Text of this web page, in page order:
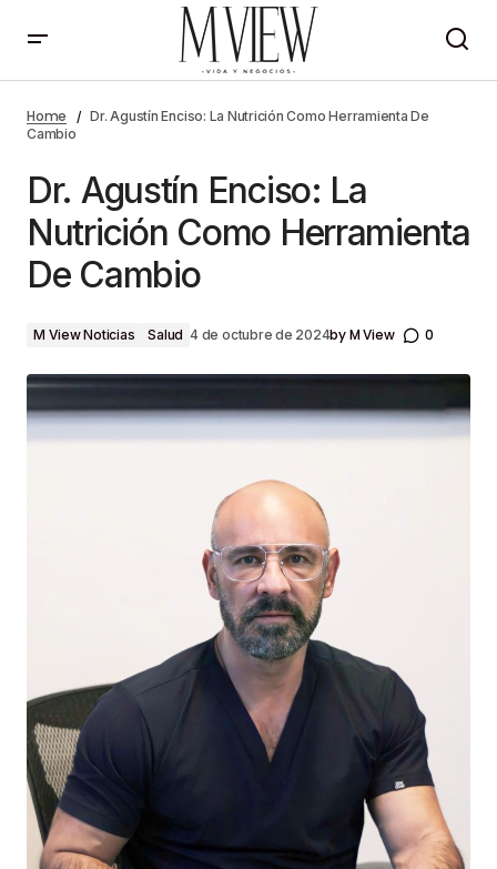
De Cambio
Home
Dr. Agustín Enciso: La Nutrición Como Herramienta De
Cambio
Dr. Agustín Enciso: La
Nutrición Como Herramienta
De Cambio
M View Noticias Salud 4 de octubre de 2024byM View 0